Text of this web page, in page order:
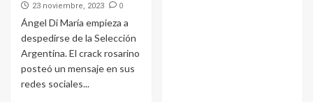
23 noviembre, 2023 0
Ángel Di María empieza a
despedirse de la Selección
Argentina. El crack rosarino
posteó un mensaje en sus
redes sociales...